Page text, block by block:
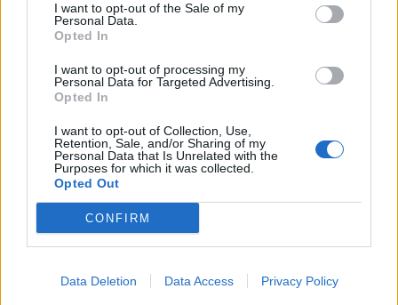
I want to opt-out of the Sale of my
Personal Data.
Opted In
I want to opt-out of processing my
Personal Data for Targeted Advertising.
Opted In
I want to opt-out of Collection, Use,
Retention, Sale, and/or Sharing of my
Personal Data that Is Unrelated with the
Purposes for which it was collected.
Opted Out
CONFIRM
Data Deletion Data Access Privacy Policy